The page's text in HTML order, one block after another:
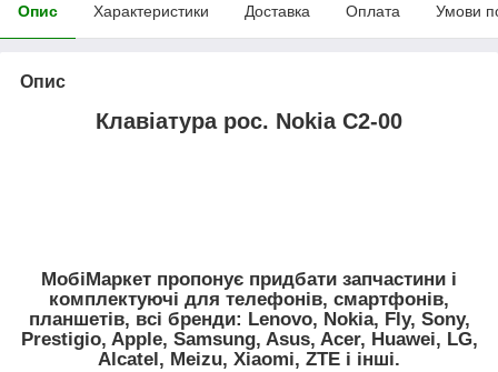
Опис Характеристики Доставка Оплата Умови
Опис
Клавіатура рос. Nokia C2-00
МобіМаркет пропонує придбати запчастини і
комплектуючі для телефонів, смартфонів,
планшетів, всі бренди: Lenovo, Nokia, Fly, Sony,
Prestigio, Apple, Samsung, Asus, Acer, Huawei, LG,
Alcatel, Meizu, Xiaomi, ZTE і інші.